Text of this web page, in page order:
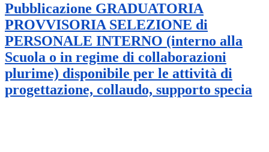
Pubblicazione GRADUATORIA
PROVVISORIA SELEZIONE di
PERSONALE INTERNO (interno alla
Scuola o in regime di collaborazioni
plurime) disponibile per le attività di
progettazione, collaudo, supporto specia